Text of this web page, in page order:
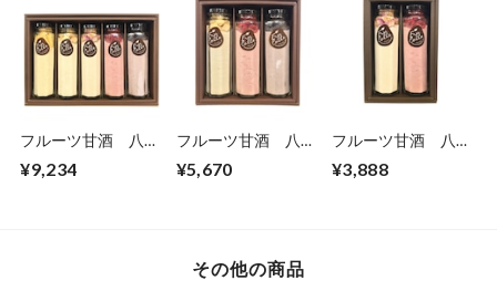
フルーツ甘酒 八角
¥9,234
フルーツ甘酒 八角
¥5,670
フルーツ甘酒 八角
¥3,888
その他の商品